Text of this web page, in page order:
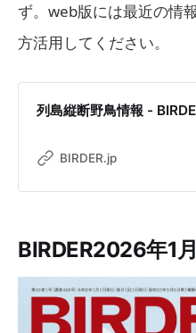
ず。web版には最近の情
方活用してください。
列島縦断野鳥情報 -
BIRDER.jp
BIRDER2026年1